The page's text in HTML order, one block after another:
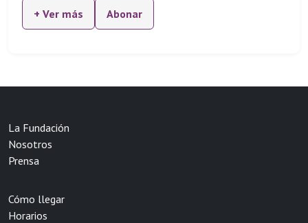
+ Ver más Abonar
La Fundación
Nosotros
Prensa
Cómo llegar
Horarios